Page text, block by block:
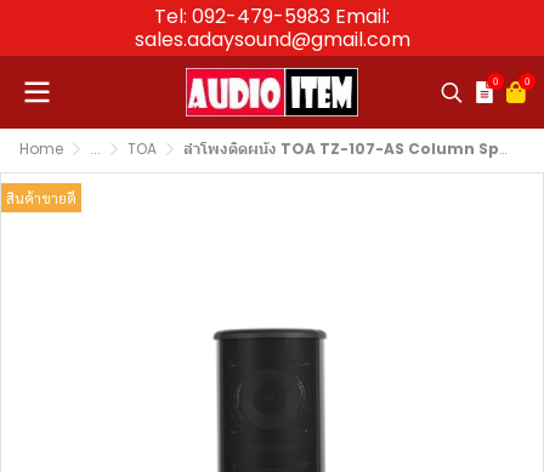
Tel: 092-479-5983 Email:
sales.adaysound@gmail.com
0 0
Home ... TOA ลำโพงติดผนัง TOA TZ-107-AS Column Speakerกำลังขับ 10 วัตต์
สินค้าขายดี